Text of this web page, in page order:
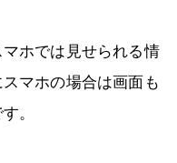
ホでは見せられる情
マホの場合は画面も
。